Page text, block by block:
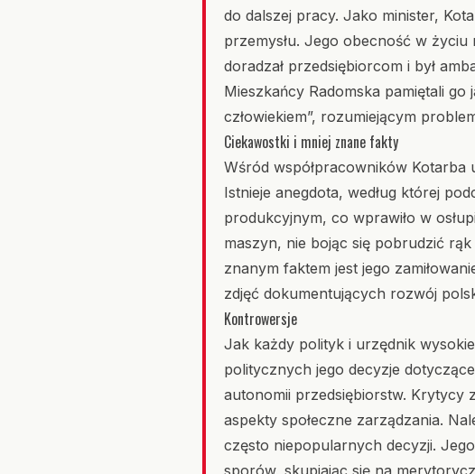
do dalszej pracy. Jako minister,
przemysłu. Jego obecność w życiu
doradzał przedsiębiorcom i był
Mieszkańcy Radomska pamiętali
człowiekiem”, rozumiejącym
Ciekawostki i mniej znane fakty
Wśród współpracowników Kotarba
Istnieje anegdota, według której
produkcyjnym, co wprawiło w
maszyn, nie bojąc się pobrudzić
znanym faktem jest jego
zdjęć dokumentujących rozwój
Kontrowersje
Jak każdy polityk i urzędnik
politycznych jego decyzje
autonomii przedsiębiorstw. Krytycy
aspekty społeczne zarządzania.
często niepopularnych decyzji.
sporów, skupiając się na